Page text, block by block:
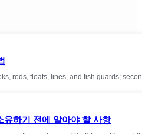
rods, floats, lines, and fish guards;
유하기 전에 알아야 할 사항